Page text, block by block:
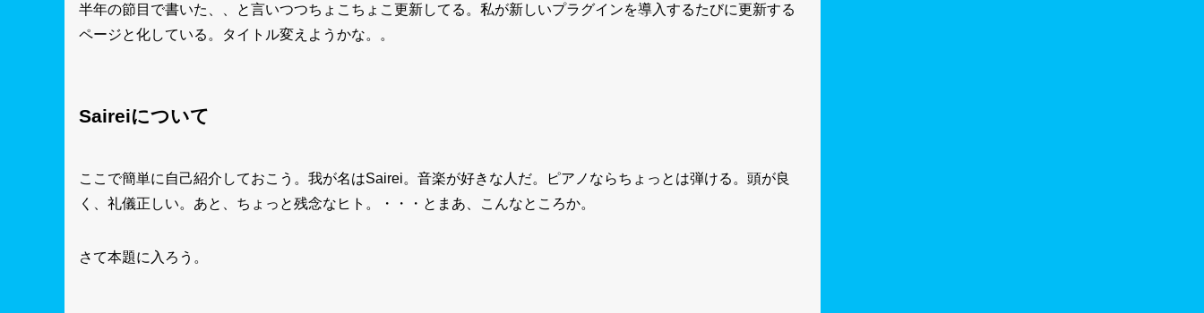
半年の節目で書いた、、と言いつつちょこちょこ更新してる。私が新しいプラグインを導入するたびに更新する
ページと化している。タイトル変えようかな。。
Saireiについて
ここで簡単に自己紹介しておこう。我が名はSairei。音楽が好きな人だ。ピアノならちょっとは弾ける。頭が良
く、礼儀正しい。あと、ちょっと残念なヒト。・・・とまあ、こんなところか。
さて本題に入ろう。